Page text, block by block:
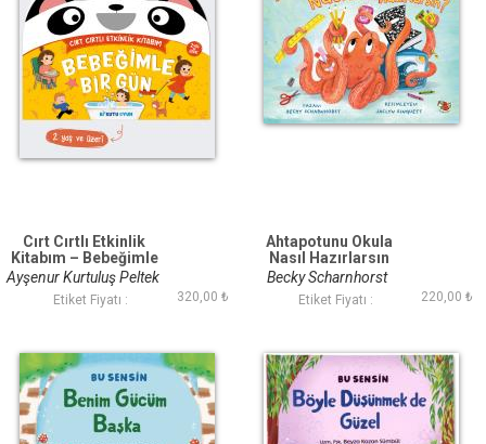
Cırt Cırtlı Etkinlik
Kitabım – Bebeğimle
Bir Gün (2+ Yaş)
Ayşenur Kurtuluş Peltek
Etiket Fiyatı : 320,00 ₺
Ahtapotunu Okula
Nasıl Hazırlarsın
Becky Scharnhorst
Etiket Fiyatı : 220,00 ₺